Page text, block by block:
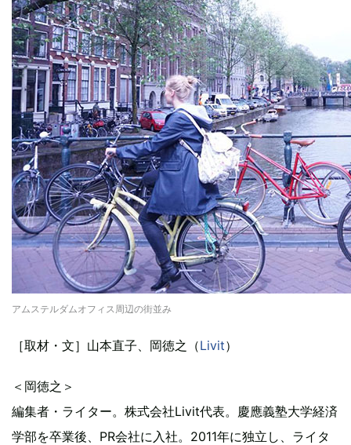
アムステルダムオフィス周辺の街並み
［取材・文］山本直子、岡徳之（Livit）
＜岡徳之＞
編集者・ライター。株式会社Livit代表。慶應義塾大学経済
学部を卒業後、PR会社に入社。2011年に独立し、ライタ